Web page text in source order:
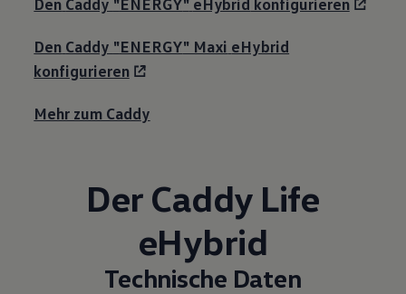
Den Caddy "ENERGY" Maxi eHybrid
konfigurieren
Mehr zum Caddy
Der CaddyLife
eHybrid
Technische Daten